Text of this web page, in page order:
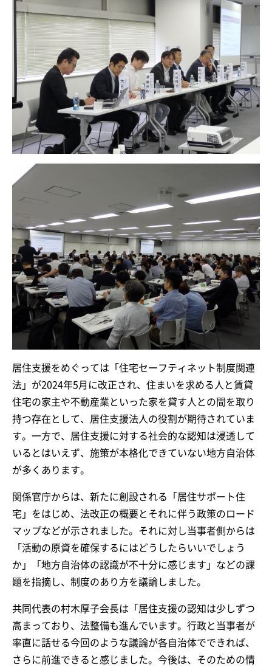
居住支援をめぐっては「住宅セーフティネット制度関連
法」が2024年5月に改正され、住まいを求める人と賃貸
住宅の家主や不動産業といった家を貸す人との間を取り
持つ存在として、居住支援法人の役割が期待されていま
す。一方で、居住支援に対する社会的な認知は浸透して
いるとはいえず、施策が本格化できていない地方自治体
が多くあります。
関係官庁からは、新たに創設される「居住サポート住
宅」をはじめ、法改正の概要とそれに伴う政策のロード
マップなどが示されました。それに対し当事者側からは
「活動の原資を確保するにはどうしたらいいでしょう
か」「地方自治体の認識が不十分に感じます」などの課
題を指摘し、制度のあり方を議論しました。
共同代表の村木厚子会長は「居住支援の認知は少しずつ
高まっており、法整備も進んでいます。行政と当事者が
率直に話せる今回のような議論が各自治体でできれば、
さらに前進できると感じました。今後は、そのための情